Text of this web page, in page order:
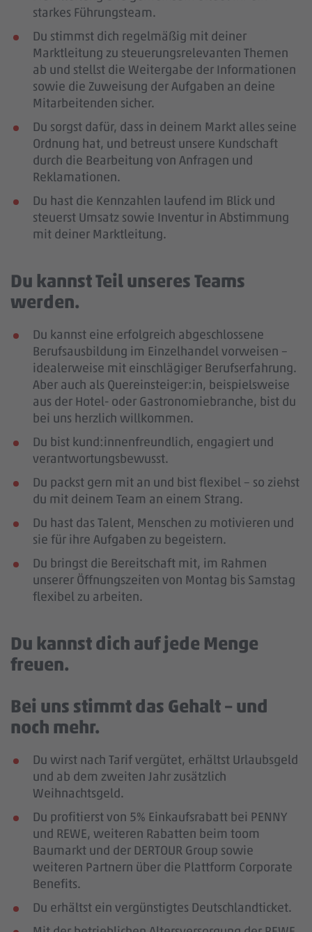
starkes Führungsteam.
Du stimmst dich regelmäßig mit deiner
Marktleitung zu steuerungsrelevanten Themen
ab und stellst die Weitergabe der Informationen
sowie die Zuweisung der Aufgaben an deine
Mitarbeitenden sicher.
Du sorgst dafür, dass in deinem Markt alles seine
Ordnung hat, und betreust unsere Kundschaft
durch die Bearbeitung von Anfragen und
Reklamationen.
Du hast die Kennzahlen laufend im Blick und
steuerst Umsatz sowie Inventur in Abstimmung
mit deiner Marktleitung.
Du kannst Teil unseres Teams
werden.
Du kannst eine erfolgreich abgeschlossene
Berufsausbildung im Einzelhandel vorweisen –
idealerweise mit einschlägiger Berufserfahrung.
Aber auch als Quereinsteiger:in, beispielsweise
aus der Hotel- oder Gastronomiebranche, bist du
bei uns herzlich willkommen.
Du bist kund:innenfreundlich, engagiert und
verantwortungsbewusst.
Du packst gern mit an und bist flexibel – so ziehst
du mit deinem Team an einem Strang.
Du hast das Talent, Menschen zu motivieren und
sie für ihre Aufgaben zu begeistern.
Du bringst die Bereitschaft mit, im Rahmen
unserer Öffnungszeiten von Montag bis Samstag
flexibel zu arbeiten.
Du kannst dich auf jede Menge
freuen.
Bei uns stimmt das Gehalt – und
noch mehr.
Du wirst nach Tarif vergütet, erhältst Urlaubsgeld
und ab dem zweiten Jahr zusätzlich
Weihnachtsgeld.
Du profitierst von 5% Einkaufsrabatt bei PENNY
und REWE, weiteren Rabatten beim toom
Baumarkt und der DERTOUR Group sowie
weiteren Partnern über die Plattform Corporate
Benefits.
Du erhältst ein vergünstigtes Deutschlandticket.